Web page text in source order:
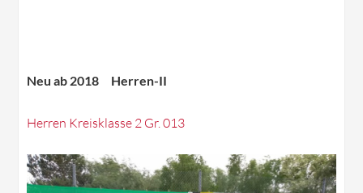
Neu ab 2018 Herren-II
Herren Kreisklasse 2 Gr. 013